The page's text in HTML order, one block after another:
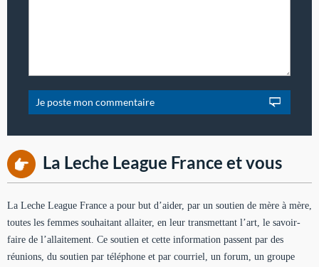
La Leche League France et vous
La Leche League France a pour but d’aider, par un soutien de mère à mère,
toutes les femmes souhaitant allaiter, en leur transmettant l’art, le savoir-
faire de l’allaitement. Ce soutien et cette information passent par des
réunions, du soutien par téléphone et par courriel, un forum, un groupe